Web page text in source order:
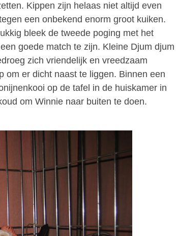
Kippen zijn helaas niet altijd even
een onbekend enorm groot kuiken.
bleek de tweede poging met het
goede match te zijn. Kleine Djum djum
zich vriendelijk en vreedzaam
om er dicht naast te liggen. Binnen een
op de tafel in de huiskamer in
om Winnie naar buiten te doen.